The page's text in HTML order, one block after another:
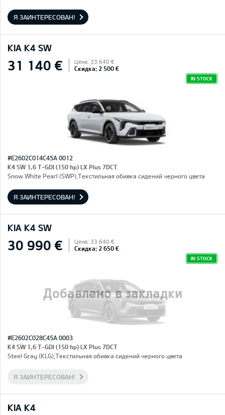
Я ЗАИНТЕРЕСОВАН!
KIA K4 SW
31 140 € Цена: 33 640 €
Скидка: 2 500 €
IN STOCK
#E2602C014C45A 0012
K4 SW 1,6 T-GDI (150 hp) LX Plus 7DCT
Snow White Pearl (SWP),Текстильная обивка сидений черного цвета
Я ЗАИНТЕРЕСОВАН!
KIA K4 SW
Добавлено в закладки
30 990 € Цена: 33 640 €
Скидка: 2 650 €
IN STOCK
#E2602C028C45A 0003
K4 SW 1,6 T-GDI (150 hp) LX Plus 7DCT
Steel Gray (KLG),Текстильная обивка сидений черного цвета
Я ЗАИНТЕРЕСОВАН!
KIA K4